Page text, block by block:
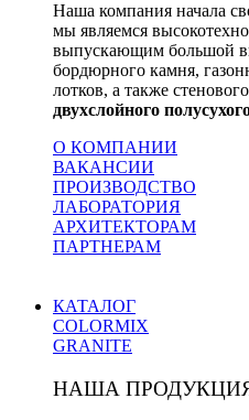
Наша компания начала
мы являемся
выпускающим большой
бордюрного камня,
лотков, а также
двухслойного
О КОМПАНИИ
ВАКАНСИИ
ПРОИЗВОДСТВО
ЛАБОРАТОРИЯ
АРХИТЕКТОРАМ
ПАРТНЕРАМ
КАТАЛОГ
COLORMIX
GRANITE
НАША